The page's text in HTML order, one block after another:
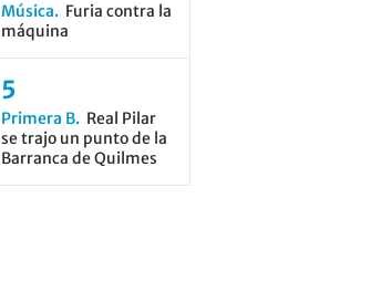
Música
Furia contra la
máquina
Primera B
Real Pilar
se trajo un punto de la
Barranca de Quilmes